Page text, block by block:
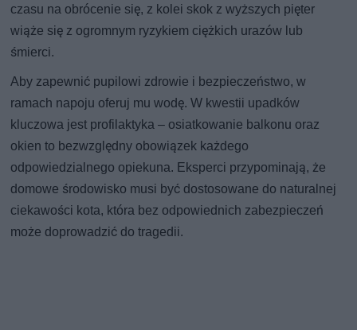
czasu na obrócenie się, z kolei skok z wyższych pięter
wiąże się z ogromnym ryzykiem ciężkich urazów lub
śmierci.
Aby zapewnić pupilowi zdrowie i bezpieczeństwo, w
ramach napoju oferuj mu wodę. W kwestii upadków
kluczowa jest profilaktyka – osiatkowanie balkonu oraz
okien to bezwzględny obowiązek każdego
odpowiedzialnego opiekuna. Eksperci przypominają, że
domowe środowisko musi być dostosowane do naturalnej
ciekawości kota, która bez odpowiednich zabezpieczeń
może doprowadzić do tragedii.